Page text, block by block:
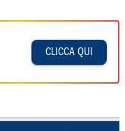
CLICCA QUI